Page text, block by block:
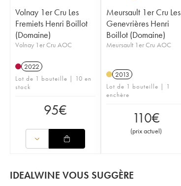
Volnay 1er Cru Les
Fremiets Henri Boillot
(Domaine)
Volnay 1er Cru AOC
2022
Lot de 1 bouteille | 10 en
stock
95€
Meursault 1er Cru Les
Genevrières Henri
Boillot (Domaine)
Meursault 1er Cru AOC
2013
Lot de 1 bouteille | 1
enchère
110€
(prix actuel)
IDEALWINE VOUS SUGGÈRE